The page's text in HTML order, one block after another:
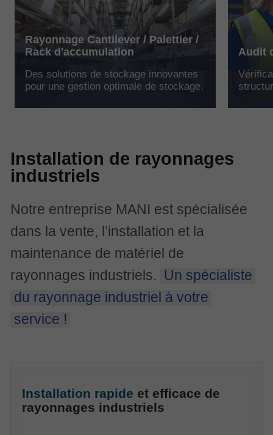
Rayonnage Cantilever / Palettier /
Rack d'accumulation
Des solutions de stockage innovantes
pour une gestion optimale de stockage.
Audit
Installation de rayonnages
industriels
Notre entreprise MANI est spécialisée
dans la vente, l’installation et la
maintenance de matériel de
rayonnages industriels.
Un spécialiste
du rayonnage industriel à votre
service !
Installation rapide et efficace de
rayonnages industriels